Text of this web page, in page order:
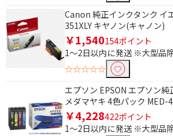
Canon 純正インクタンク イ
351XLY キヤノン(キャノン)
￥1,540154ポイント
1～2日以内に発送 ※大型品
☆☆☆☆☆
エプソン EPSON エプソン
メダマヤキ 4色パック MED-
￥4,228422ポイント
1～2日以内に発送 ※大型品
9V角形 乾電池
リチウム
空気亜鉛
単1
単2形 充電池
単4形 充電池
カメ
補聴器用電池